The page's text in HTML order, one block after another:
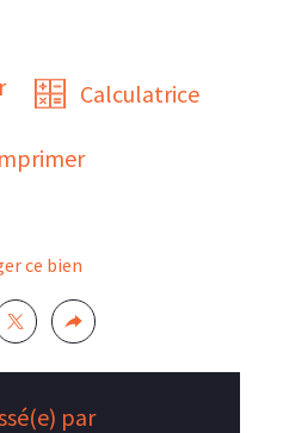
Calculatrice
ce bien
par